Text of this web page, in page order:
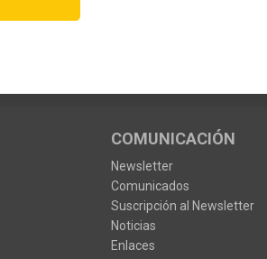
COMUNICACIÓN
Newsletter
Comunicados
Suscripción al Newsletter
Noticias
Enlaces